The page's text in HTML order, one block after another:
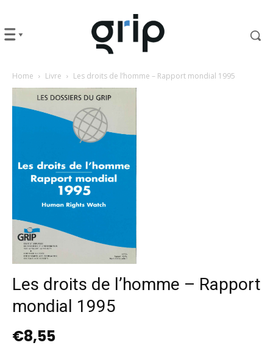
Home Livre Les droits de l’homme – Rapport mondial 1995
Les droits de l’homme – Rapport
mondial 1995
€8,55